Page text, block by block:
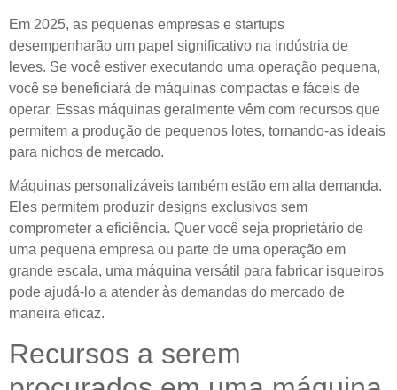
Em 2025, as pequenas empresas e startups
desempenharão um papel significativo na indústria de
leves. Se você estiver executando uma operação pequena,
você se beneficiará de máquinas compactas e fáceis de
operar. Essas máquinas geralmente vêm com recursos que
permitem a produção de pequenos lotes, tornando-as ideais
para nichos de mercado.
Máquinas personalizáveis ​​também estão em alta demanda.
Eles permitem produzir designs exclusivos sem
comprometer a eficiência. Quer você seja proprietário de
uma pequena empresa ou parte de uma operação em
grande escala, uma máquina versátil para fabricar isqueiros
pode ajudá-lo a atender às demandas do mercado de
maneira eficaz.
Recursos a serem